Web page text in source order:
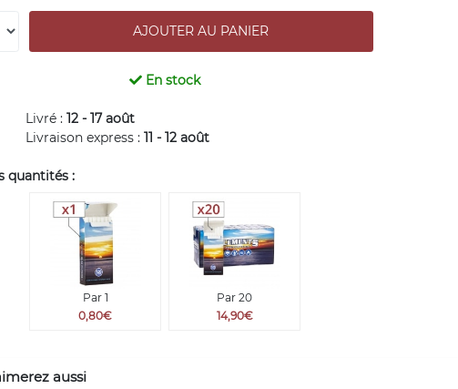
En stock
Livré :12 - 17 août
Livraison express :11 - 12 août
quantités :
Par 1
0,80€
Par 20
14,90€
aussi